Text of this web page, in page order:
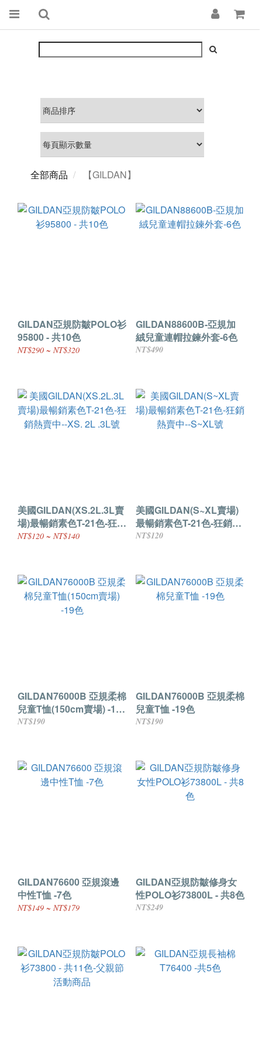
全部商品 【GILDAN】
GILDAN亞規防皺POLO衫
95800 - 共10色
NT$290 ~ NT$320
GILDAN88600B-亞規加
絨兒童連帽拉鍊外套-6色
NT$490
美國GILDAN(XS.2L.3L賣
場)最暢銷素色T-21色-狂銷
熱賣中--XS. 2L .3L號
NT$120 ~ NT$140
美國GILDAN(S~XL賣場)
最暢銷素色T-21色-狂銷熱
賣中--S~XL號
NT$120
GILDAN76000B 亞規柔棉
兒童T恤(150cm賣場) -19
色
NT$190
GILDAN76000B 亞規柔棉
兒童T恤 -19色
NT$190
GILDAN76600 亞規滾邊
中性T恤 -7色
NT$149 ~ NT$179
GILDAN亞規防皺修身女
性POLO衫73800L - 共8色
NT$249